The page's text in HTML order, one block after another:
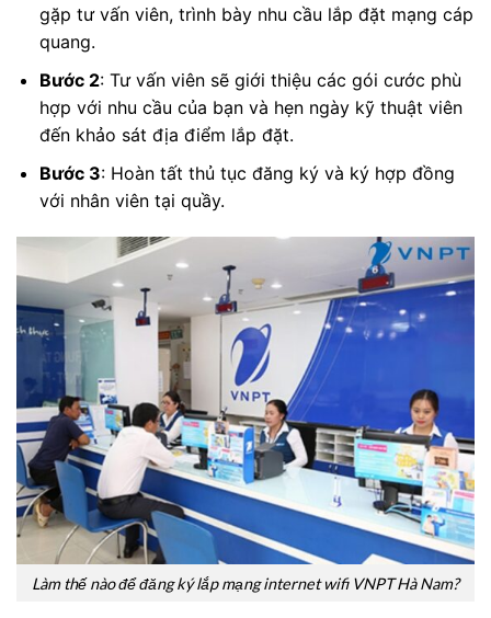
gặp tư vấn viên, trình bày nhu cầu lắp đặt mạng cáp
quang.
Bước 2: Tư vấn viên sẽ giới thiệu các gói cước phù
hợp với nhu cầu của bạn và hẹn ngày kỹ thuật viên
đến khảo sát địa điểm lắp đặt.
Bước 3: Hoàn tất thủ tục đăng ký và ký hợp đồng
với nhân viên tại quầy.
Làm thế nào để đăng ký lắp mạng internet wifi VNPT Hà Nam?